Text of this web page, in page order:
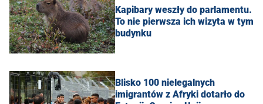
Kapibary weszły do parlamentu.
To nie pierwsza ich wizyta w tym
budynku
Blisko 100 nielegalnych
imigrantów z Afryki dotarło do